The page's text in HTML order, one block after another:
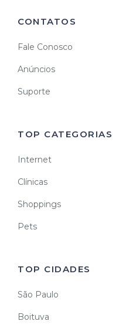
CONTATOS
Fale Conosco
Anúncios
Suporte
TOP CATEGORIAS
Internet
Clínicas
Shoppings
Pets
TOP CIDADES
São Paulo
Boituva